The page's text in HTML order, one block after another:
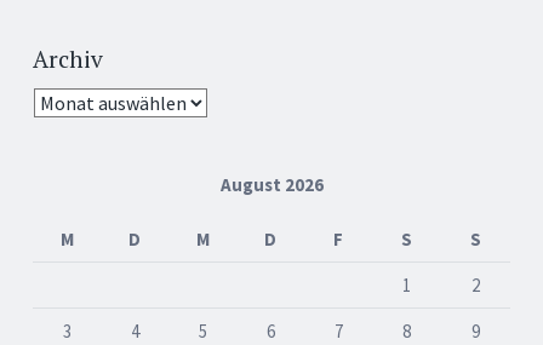
Archiv
Archiv
August 2026
M D M D F S
S
1
2
3
4 5 6 7 8
9